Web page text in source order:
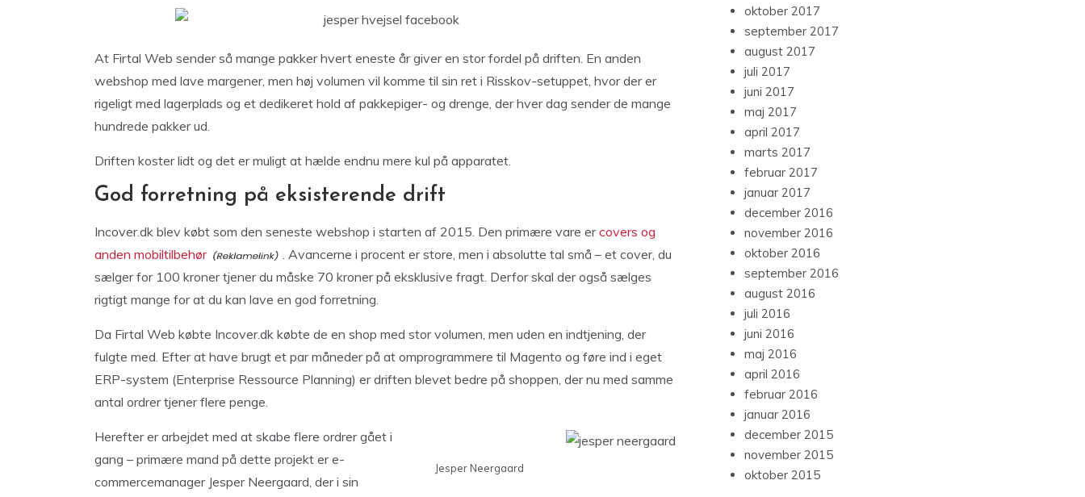
At Firtal Web sender så mange pakker hvert eneste år giver en stor fordel på driften. En anden
webshop med lave margener, men høj volumen vil komme til sin ret i Risskov-setuppet, hvor der er
rigeligt med lagerplads og et dedikeret hold af pakkepiger- og drenge, der hver dag sender de mange
hundrede pakker ud.
Driften koster lidt og det er muligt at hælde endnu mere kul på apparatet.
God forretning på eksisterende drift
Incover.dk blev købt som den seneste webshop i starten af 2015. Den primære vare ercovers og
anden mobiltilbehør
. Avancerne i procent er store, men i absolutte tal små – et cover, du
sælger for 100 kroner tjener du måske 70 kroner på eksklusive fragt. Derfor skal der også sælges
rigtigt mange for at du kan lave en god forretning.
Da Firtal Web købte Incover.dk købte de en shop med stor volumen, men uden en indtjening, der
fulgte med. Efter at have brugt et par måneder på at omprogrammere til Magento og føre ind i eget
ERP-system (Enterprise Ressource Planning) er driften blevet bedre på shoppen, der nu med samme
antal ordrer tjener flere penge.
Jesper Neergaard
Herefter er arbejdet med at skabe flere ordrer gået i
gang – primære mand på dette projekt er e-
commercemanager Jesper Neergaard, der i sin
oktober 2017
september 2017
august 2017
juli 2017
juni 2017
maj 2017
april 2017
marts 2017
februar 2017
januar 2017
december 2016
november 2016
oktober 2016
september 2016
august 2016
juli 2016
juni 2016
maj 2016
april 2016
februar 2016
januar 2016
december 2015
november 2015
oktober 2015